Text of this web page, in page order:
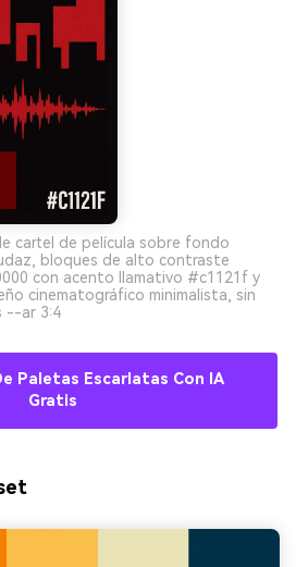
cartel de película sobre fondo
bloques de alto contraste
con acento llamativo #c1121f y
cinematográfico minimalista, sin
--ar 3:4
Paletas Escarlatas Con IA
Gratis